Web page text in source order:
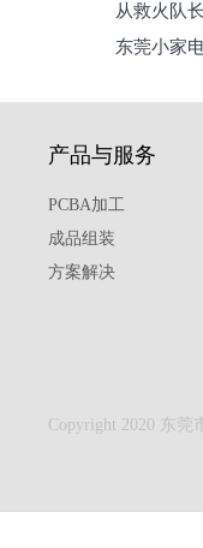
关键从救火队
东莞小家
产品与服务
PCBA加工
成品组装
方案解决
Copyright 2020 东莞